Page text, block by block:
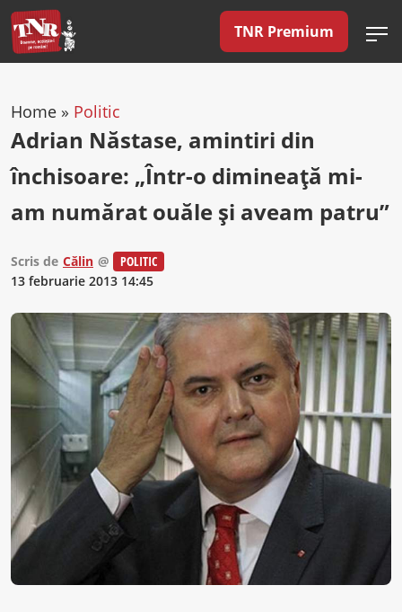
TNR Premium
Home » Politic
Adrian Năstase, amintiri din
închisoare: „Într-o dimineaţă mi-
am numărat ouăle şi aveam patru”
Scris de Călin @
POLITIC
13 februarie 2013 14:45